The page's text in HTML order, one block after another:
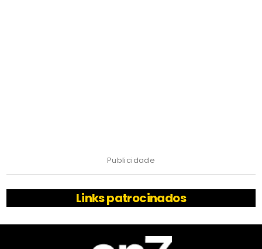
Publicidade
Links patrocinados